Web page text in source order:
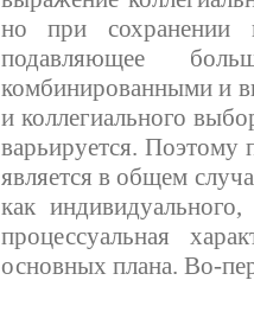
но при сохранении
подавляющее
комбинированными и
и коллегиального
варьируется. Поэтому
является в общем
как
процессуальная
основных плана. Во-